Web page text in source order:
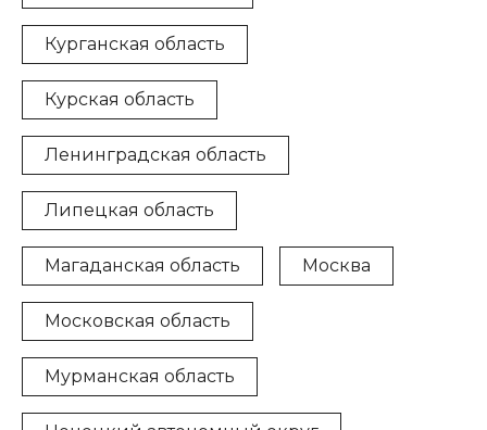
Курганская область
Курская область
Ленинградская область
Липецкая область
Магаданская область Москва
Московская область
Мурманская область